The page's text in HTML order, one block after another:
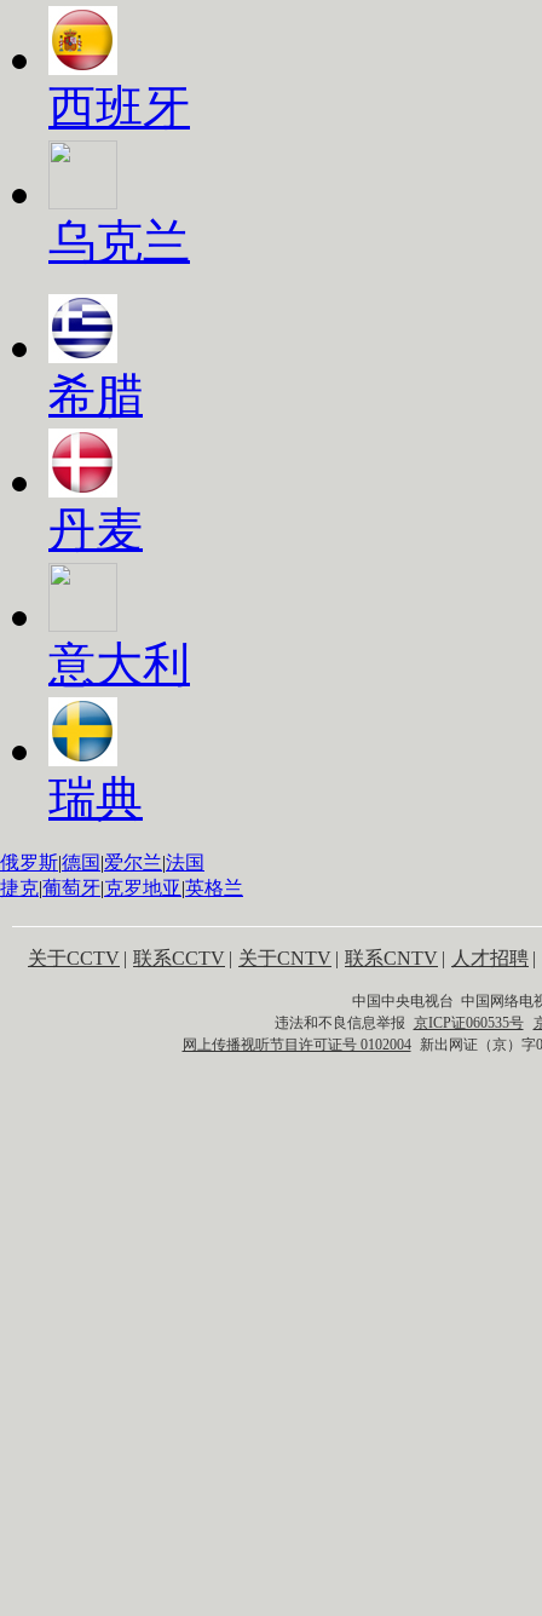
西班牙
乌克兰
希腊
丹麦
意大利
瑞典
俄罗斯|德国 |爱尔兰|法国
捷克|葡萄牙|克罗地亚|英格兰
关于CCTV | 联系CCTV | 关于CNTV | 联系CNTV | 人才招聘 |
中国中央电视台 中国网络电
违法和不良信息举报 京ICP证060535号
网上传播视听节目许可证号 0102004 新出网证（京）